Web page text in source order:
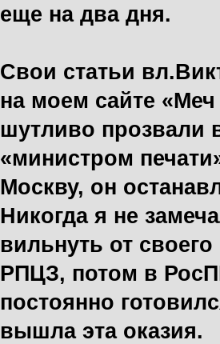
еще на два дня.
Свои статьи
на моем сайте
шутливо прозвали
«министром
Москву, он
Никогда я не
вильнуть от
РПЦЗ, потом в
постоянно
вышла эта оказия.